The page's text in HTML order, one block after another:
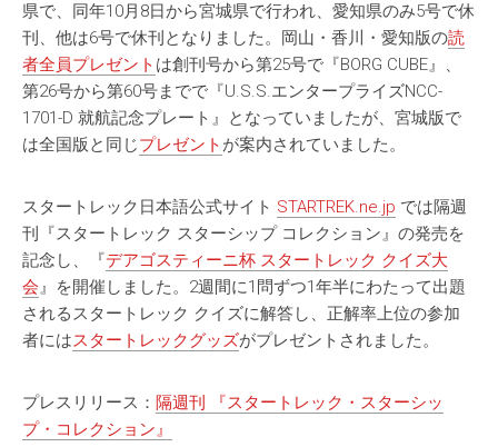
県で、同年10月8日から宮城県で行われ、愛知県のみ5号で休
刊、他は6号で休刊となりました。岡山・香川・愛知版の読
者全員プレゼント は創刊号から第25号で『BORG CUBE』、
第26号から第60号までで『U.S.S.エンタープライズNCC-
1701-D 就航記念プレート』となっていましたが、宮城版で
は全国版と同じプレゼント が案内されていました。
スタートレック日本語公式サイト STARTREK.ne.jp では隔週
刊『スタートレック スターシップ コレクション』の発売を
記念し、『デアゴスティーニ杯 スタートレック クイズ大
会』を開催しました。2週間に1問ずつ1年半にわたって出題
されるスタートレック クイズに解答し、正解率上位の参加
者にはスタートレックグッズがプレゼントされました。
プレスリリース： 隔週刊 『スタートレック・スターシッ
プ・コレクション』